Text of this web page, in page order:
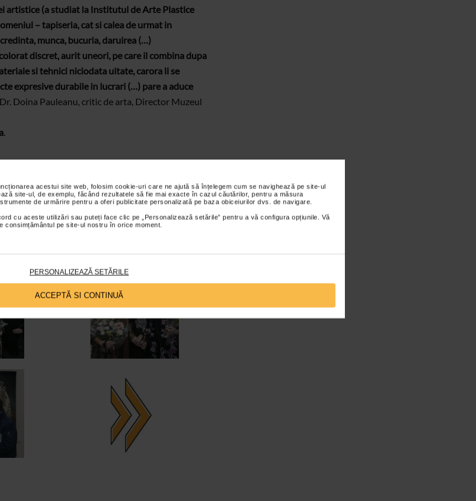
acestui site web, folosim cookie-uri care ne ajută să înțelegem cum se navighează pe site-ul
site-ul, de exemplu, făcând rezultatele să fie mai exacte în cazul căutărilor, pentru a măsura
de urmărire pentru a oferi publicitate personalizată pe baza obiceiurilor dvs. de navigare.
cu aceste utilizări sau puteți face clic pe „Personalizează setările” pentru a vă configura opțiunile. Vă
pe site-ul nostru în orice moment.
PERSONALIZEAZĂ SETĂRILE
ACCEPTĂ SI CONTINUĂ
artistice (a studiat la Institutul de Arte Plastice
– tapiseria, cat si calea de urmat in
munca, bucuria, daruirea (…)
discret, aurit uneori, pe care il combina dupa
si tehnici niciodata uitate, carora li se
expresive durabile in lucrari (…) pare a aduce
Doina Pauleanu, critic de arta, Director Muzeul